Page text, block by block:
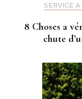
SERVICE
8 Choses a
chute